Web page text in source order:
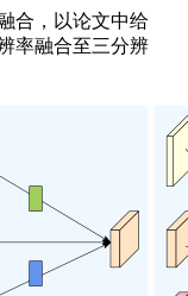
合，以论文中给
率融合至三分辨